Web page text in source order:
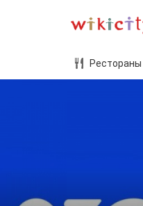
Рестораны